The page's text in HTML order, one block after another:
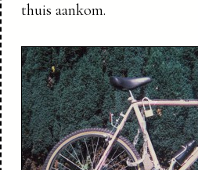
thuis aankom.